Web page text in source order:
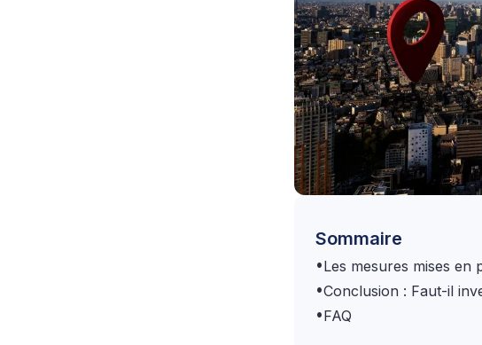
Sommaire
•Les mesures mises
•Conclusion : Faut-il
•FAQ‍